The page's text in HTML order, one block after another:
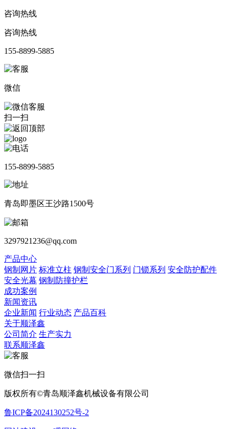
咨询热线
咨询热线
155-8899-5885
微信
扫一扫
155-8899-5885
青岛即墨区王沙路1500号
3297921236@qq.com
产品中心
钢制网片 标准立柱 钢制安全门系列 门锁系列 安全防护配件
安全光幕 钢制防撞护栏
成功案例
新闻资讯
企业新闻 行业动态 产品百科
关于顺泽鑫
公司简介 生产实力
联系顺泽鑫
微信扫一扫
版权所有©青岛顺泽鑫机械设备有限公司
鲁ICP备2024130252号-2